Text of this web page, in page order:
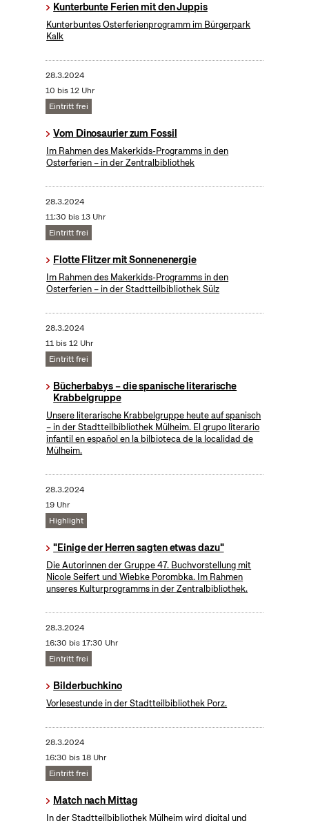
Kunterbunte Ferien mit den Juppis
Kunterbuntes Osterferienprogramm im Bürgerpark
Kalk
28.3.2024
10 bis 12 Uhr
Eintritt frei
Vom Dinosaurier zum Fossil
Im Rahmen des Makerkids-Programms in den
Osterferien – in der Zentralbibliothek
28.3.2024
11:30 bis 13 Uhr
Eintritt frei
Flotte Flitzer mit Sonnenenergie
Im Rahmen des Makerkids-Programms in den
Osterferien – in der Stadtteilbibliothek Sülz
28.3.2024
11 bis 12 Uhr
Eintritt frei
Bücherbabys – die spanische literarische
Krabbelgruppe
Unsere literarische Krabbelgruppe heute auf spanisch
– in der Stadtteilbibliothek Mülheim. El grupo literario
infantil en español en la bilbioteca de la localidad de
Mülheim.
28.3.2024
19 Uhr
Highlight
"Einige der Herren sagten etwas dazu"
Die Autorinnen der Gruppe 47. Buchvorstellung mit
Nicole Seifert und Wiebke Porombka. Im Rahmen
unseres Kulturprogramms in der Zentralbibliothek.
28.3.2024
16:30 bis 17:30 Uhr
Eintritt frei
Bilderbuchkino
Vorlesestunde in der Stadtteilbibliothek Porz.
28.3.2024
16:30 bis 18 Uhr
Eintritt frei
Match nach Mittag
In der Stadtteilbibliothek Mülheim wird digital und